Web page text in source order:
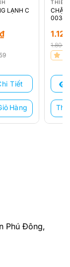
LẠNH C
₫
Tiết
Hàng
THIẾT
CHẬU
Giá
là:
Giá
tại
Phú Đông,